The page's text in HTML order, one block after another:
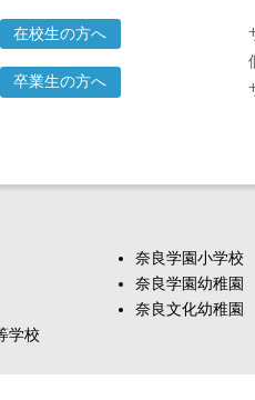
在校生の方へ
卒業生の方へ
学校
奈良学園小学校
奈良学園幼稚園
奈良文化幼稚園